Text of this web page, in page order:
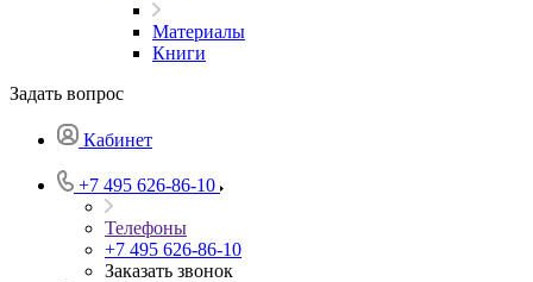
Материалы
Книги
Задать вопрос
Кабинет
+7 495 626-86-10
Телефоны
+7 495 626-86-10
Заказать звонок